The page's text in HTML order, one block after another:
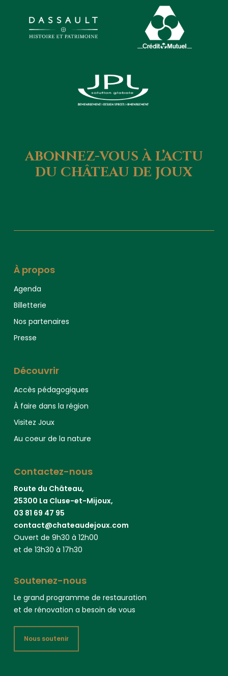
ABONNEZ-VOUS À L’ACTU
DU CHÂTEAU DE JOUX
À propos
Agenda
Billetterie
Nos partenaires
Presse
Découvrir
Accès pédagogiques
À faire dans la région
Visitez Joux
Au coeur de la nature
Contactez-nous
Route du Château,
25300 La Cluse-et-Mijoux,
03 81 69 47 95
contact@chateaudejoux.com
Ouvert de 9h30 à 12h00
et de 13h30 à 17h30
Soutenez-nous
Le grand programme de restauration
et de rénovation a besoin de vous
Nous soutenir